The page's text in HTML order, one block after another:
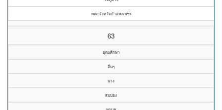
คณะจังหวัดกำแพงเพชร
63
อุดมศึกษา
อื่นๆ
นาง
สมปอง